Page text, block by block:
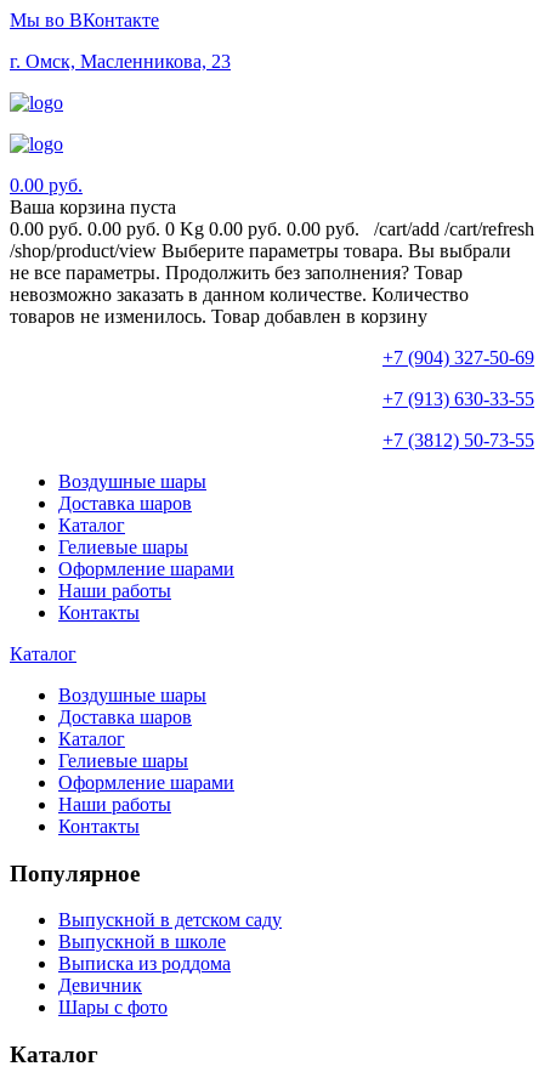
Мы во ВКонтакте
г. Омск, Масленникова, 23
0.00 руб.
Ваша корзина пуста
0.00 руб. 0.00 руб. 0 Kg 0.00 руб. 0.00 руб. /cart/add /cart/refresh
/shop/product/view Выберите параметры товара. Вы выбрали
не все параметры. Продолжить без заполнения? Товар
невозможно заказать в данном количестве. Количество
товаров не изменилось. Товар добавлен в корзину
+7 (904) 327-50-69
+7 (913) 630-33-55
+7 (3812) 50-73-55
Воздушные шары
Доставка шаров
Каталог
Гелиевые шары
Оформление шарами
Наши работы
Контакты
Каталог
Воздушные шары
Доставка шаров
Каталог
Гелиевые шары
Оформление шарами
Наши работы
Контакты
Популярное
Выпускной в детском саду
Выпускной в школе
Выписка из роддома
Девичник
Шары с фото
Каталог